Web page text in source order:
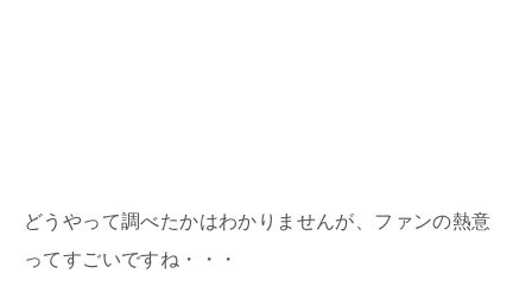
どうやって調べたかはわかりませんが、ファンの熱意
ってすごいですね・・・